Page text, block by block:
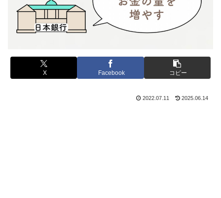
X Facebook コピー
2022.07.11 2025.06.14